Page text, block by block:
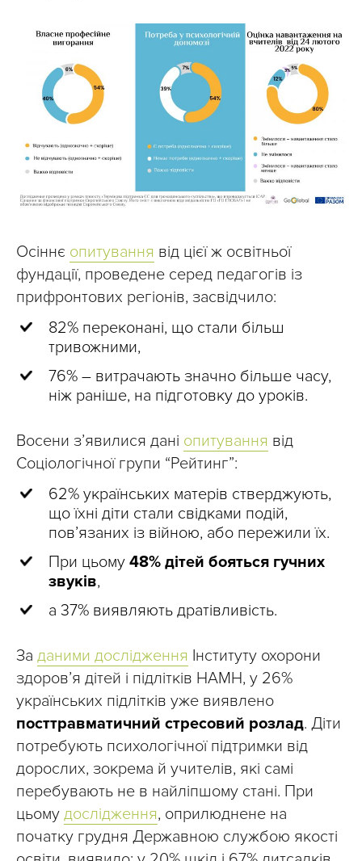
Осіннє опитування від цієї ж освітньої
фундації, проведене серед педагогів із
прифронтових регіонів, засвідчило:
82% переконані, що стали більш
тривожними,
76% – витрачають значно більше часу,
ніж раніше, на підготовку до уроків.
Восени з’явилися дані опитування від
Соціологічної групи “Рейтинг”:
62% українських матерів стверджують,
що їхні діти стали свідками подій,
пов’язаних із війною, або пережили їх.
При цьому 48% дітей бояться гучних
звуків,
а 37% виявляють дратівливість.
За даними дослідження Інституту охорони
здоров’я дітей і підлітків НАМН, у 26%
українських підлітків уже виявлено
посттравматичний стресовий розлад. Діти
потребують психологічної підтримки від
дорослих, зокрема й учителів, які самі
перебувають не в найліпшому стані. При
цьому дослідження, оприлюднене на
початку грудня Державною службою якості